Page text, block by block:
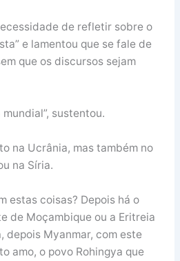
de refletir sobre o
e lamentou que se fale de
que os discursos sejam
sustentou.
na Ucrânia, mas também no
na Síria.
estas coisas? Depois há o
de Moçambique ou a Eritreia
depois Myanmar, com este
amo, o povo Rohingya que